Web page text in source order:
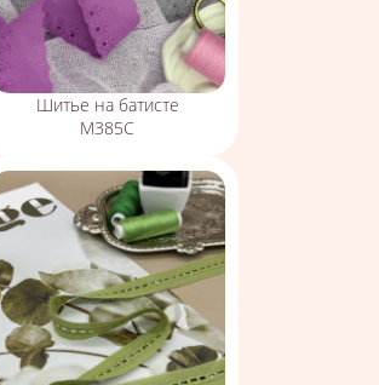
Шитье на батисте
М385С